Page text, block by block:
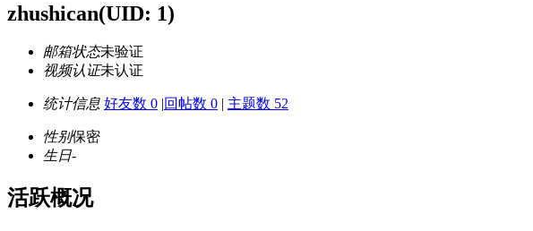
zhushican(UID: 1)
邮箱状态未验证
视频认证未认证
统计信息 好友数 0 |回帖数 0 | 主题数 52
性别保密
生日-
活跃概况